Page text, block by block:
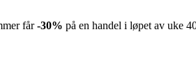
får-30% på en handel i løpet av uke